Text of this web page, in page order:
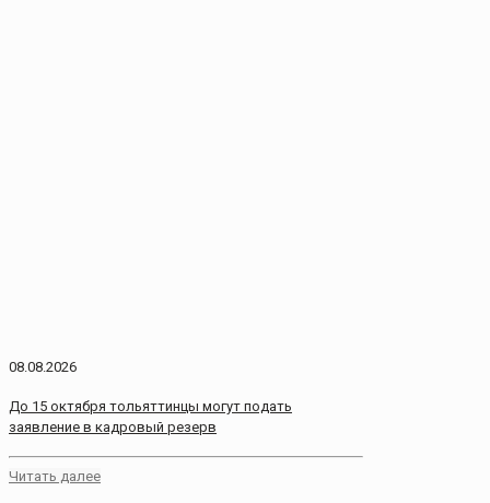
08.08.2026
До 15 октября тольяттинцы могут подать
заявление в кадровый резерв
Читать далее